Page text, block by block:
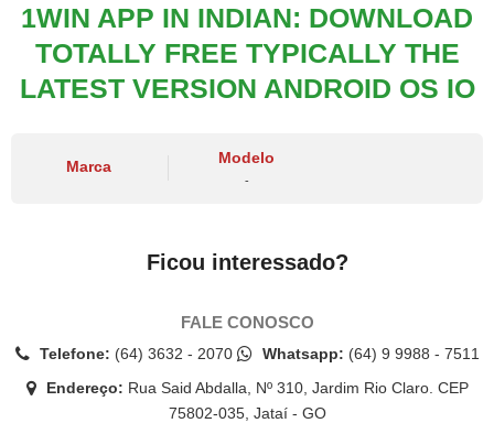
1WIN APP IN INDIAN: DOWNLOAD
TOTALLY FREE TYPICALLY THE
LATEST VERSION ANDROID OS IO
Marca
Modelo
-
Ficou interessado?
FALE CONOSCO
Telefone: (64) 3632 - 2070 Whatsapp: (64) 9 9988 - 7511
Endereço: Rua Said Abdalla, Nº 310, Jardim Rio Claro. CEP
75802-035, Jataí - GO